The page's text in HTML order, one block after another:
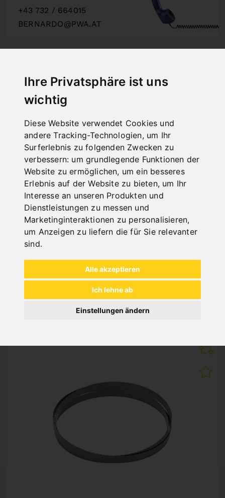
Ihre Privatsphäre ist uns
wichtig
Diese Website verwendet Cookies und
andere Tracking-Technologien, um Ihr
Surferlebnis zu folgenden Zwecken zu
verbessern: um grundlegende Funktionen der
Website zu ermöglichen, um ein besseres
Erlebnis auf der Website zu bieten, um Ihr
Interesse an unseren Produkten und
Dienstleistungen zu messen und
Marketinginteraktionen zu personalisieren,
um Anzeigen zu liefern die für Sie relevanter
sind.
Alle akzeptieren
Ich lehne ab
Einstellungen ändern
+43 732 / 664015
BERNARDO@PWA.AT
SCHNELLE
ONLINE
KATALOGE
NEUHEITEN